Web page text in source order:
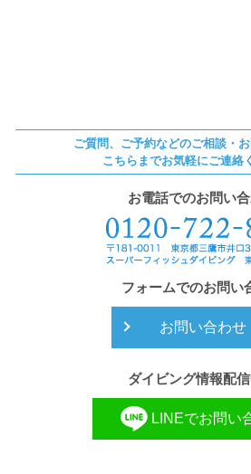
ご質問、ご予約などのご相談・お
こちらまでお気軽にご連絡
お電話でのお問い
フォームでのお問い
お問い合わせ
ダイビング情報配信
LINEでお問い